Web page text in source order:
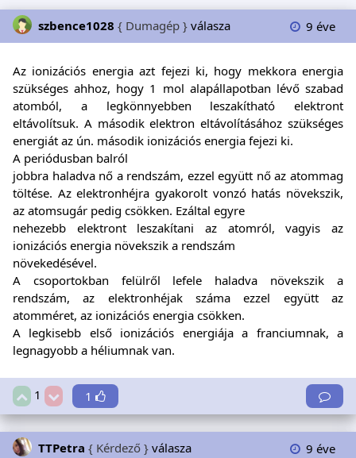
szbence1028 { Dumagép } válasza 9 éve
Az ionizációs energia azt fejezi ki, hogy mekkora energia
szükséges ahhoz, hogy 1 mol alapállapotban lévő szabad
atomból, a legkönnyebben leszakítható elektront
eltávolítsuk. A második elektron eltávolításához szükséges
energiát az ún. második ionizációs energia fejezi ki.
A periódusban balról
jobbra haladva nő a rendszám, ezzel együtt nő az atommag
töltése. Az elektronhéjra gyakorolt vonzó hatás növekszik,
az atomsugár pedig csökken. Ezáltal egyre
nehezebb elektront leszakítani az atomról, vagyis az
ionizációs energia növekszik a rendszám
növekedésével.
A csoportokban felülről lefele haladva növekszik a
rendszám, az elektronhéjak száma ezzel együtt az
atomméret, az ionizációs energia csökken.
A legkisebb első ionizációs energiája a franciumnak, a
legnagyobb a héliumnak van.
1 1
TTPetra { Kérdező } válasza 9 éve